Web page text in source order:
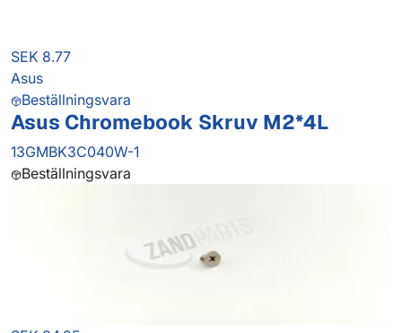
SEK 8.77
Asus
Beställningsvara
Asus Chromebook Skruv M2*4L
13GMBK3C040W-1
Beställningsvara